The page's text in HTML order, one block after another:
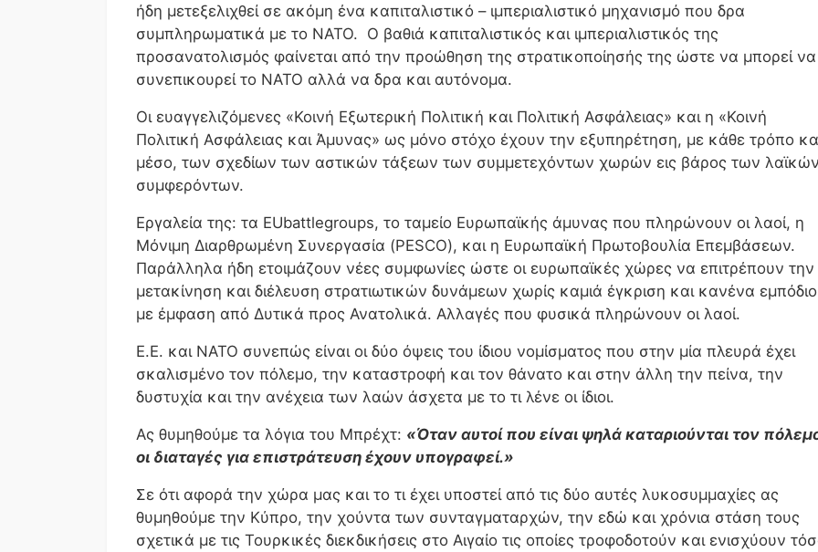
ήδη μετεξελιχθεί σε ακόμη ένα καπιταλιστικό – ιμπεριαλιστικό μηχανισμό που δρα
συμπληρωματικά με το ΝΑΤΟ. Ο βαθιά καπιταλιστικός και ιμπεριαλιστικός της
προσανατολισμός φαίνεται από την προώθηση της στρατικοποίησής της ώστε να μπορεί να
συνεπικουρεί το ΝΑΤΟ αλλά να δρα και αυτόνομα.
Οι ευαγγελιζόμενες «Κοινή Εξωτερική Πολιτική και Πολιτική Ασφάλειας» και η «Κοινή
Πολιτική Ασφάλειας και Άμυνας» ως μόνο στόχο έχουν την εξυπηρέτηση, με κάθε τρόπο
μέσο, των σχεδίων των αστικών τάξεων των συμμετεχόντων χωρών εις βάρος των λαϊκών
συμφερόντων.
Εργαλεία της: τα EUbattlegroups, το ταμείο Ευρωπαϊκής άμυνας που πληρώνουν οι λαοί, η
Μόνιμη Διαρθρωμένη Συνεργασία (PESCO), και η Ευρωπαϊκή Πρωτοβουλία Επεμβάσεων.
Παράλληλα ήδη ετοιμάζουν νέες συμφωνίες ώστε οι ευρωπαϊκές χώρες να επιτρέπουν την
μετακίνηση και διέλευση στρατιωτικών δυνάμεων χωρίς καμιά έγκριση και κανένα εμπόδιο
με έμφαση από Δυτικά προς Ανατολικά. Αλλαγές που φυσικά πληρώνουν οι λαοί.
Ε.Ε. και ΝΑΤΟ συνεπώς είναι οι δύο όψεις του ίδιου νομίσματος που στην μία πλευρά έχει
σκαλισμένο τον πόλεμο, την καταστροφή και τον θάνατο και στην άλλη την πείνα, την
δυστυχία και την ανέχεια των λαών άσχετα με το τι λένε οι ίδιοι.
Ας θυμηθούμε τα λόγια του Μπρέχτ: «Όταν αυτοί που είναι ψηλά καταριούνται τον
οι διαταγές για επιστράτευση έχουν υπογραφεί.»
Σε ότι αφορά την χώρα μας και το τι έχει υποστεί από τις δύο αυτές λυκοσυμμαχίες ας
θυμηθούμε την Κύπρο, την χούντα των συνταγματαρχών, την εδώ και χρόνια στάση τους
σχετικά με τις Τουρκικές διεκδικήσεις στο Αιγαίο τις οποίες τροφοδοτούν και ενισχύουν